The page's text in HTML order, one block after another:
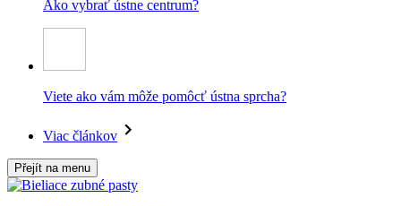
Ako vybrať ústne centrum?
Viete ako vám môže pomôcť ústna sprcha?
Viac článkov
Přejít na menu